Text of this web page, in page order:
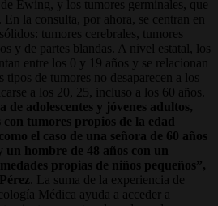
Ewing, y los tumores germinales, que
la consulta, por ahora, se centran en
tumores cerebrales, tumores
y de partes blandas. A nivel estatal, los
entre los 0 y 19 años y se relacionan
tipos de tumores no desaparecen a los
a los 20, 25, incluso a los 60 años.
de adolescentes y jóvenes adultos,
con tumores propios de la edad
el caso de una señora de 60 años
hombre de 48 años con un
propias de niños pequeños”,
. La suma de la experiencia de
Médica ayuda a acceder a